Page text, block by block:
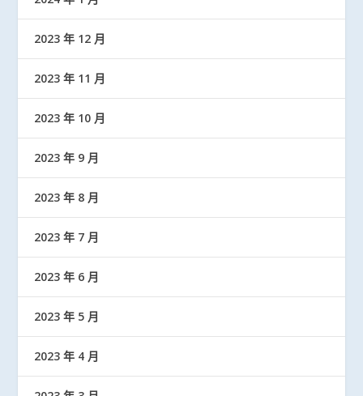
2023 年 12 月
2023 年 11 月
2023 年 10 月
2023 年 9 月
2023 年 8 月
2023 年 7 月
2023 年 6 月
2023 年 5 月
2023 年 4 月